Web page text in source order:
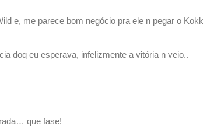
e, me parece bom negócio pra ele n pegar o
doq eu esperava, infelizmente a vitória n veio..
que fase!